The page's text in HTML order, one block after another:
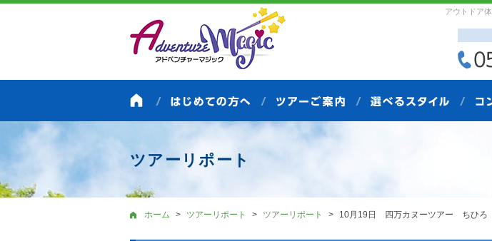
アウトドア
ツアーリポート
ホーム ツアーリポート ツアーリポート 10月19日 四万カヌーツアー ちひろ